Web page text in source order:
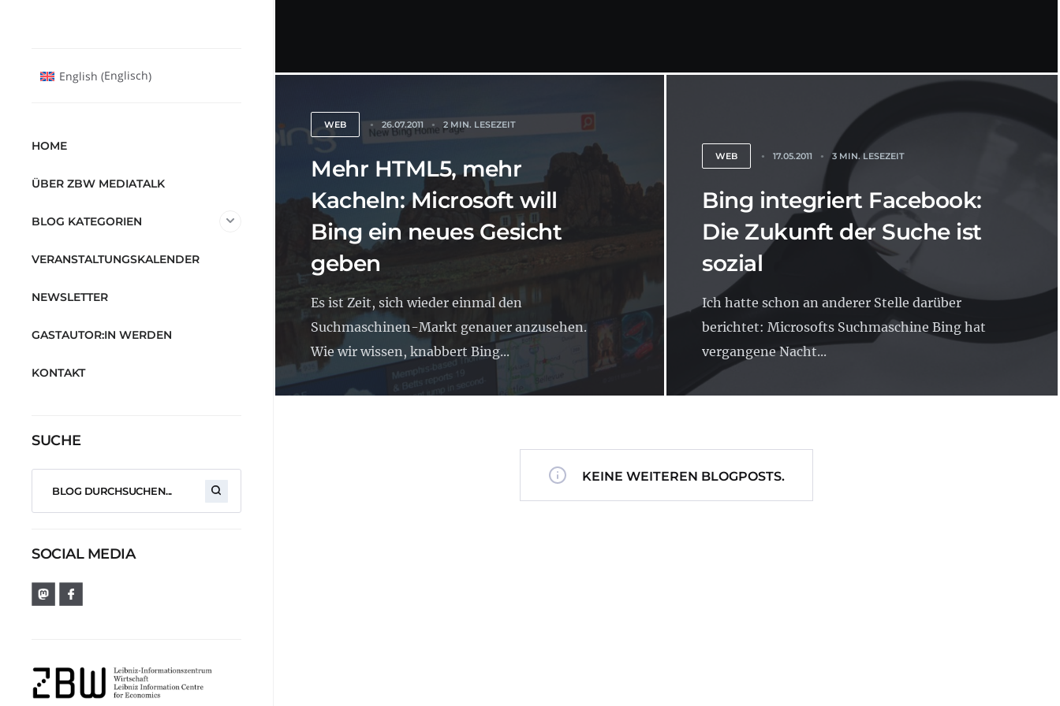
WEB 26.07.2011 2 MIN. LESEZEIT
Mehr HTML5, mehr
Kacheln: Microsoft will
Bing ein neues Gesicht
geben
Es ist Zeit, sich wieder einmal den
Suchmaschinen-Markt genauer anzusehen.
Wie wir wissen, knabbert Bing...
WEB 17.05.2011 3 MIN. LESEZEIT
Bing integriert Facebook:
Die Zukunft der Suche ist
sozial
Ich hatte schon an anderer Stelle darüber
berichtet: Microsofts Suchmaschine Bing hat
vergangene Nacht...
KEINE WEITEREN BLOGPOSTS.
English (Englisch)
HOME
ÜBER ZBW MEDIATALK
BLOG KATEGORIEN
VERANSTALTUNGSKALENDER
NEWSLETTER
GASTAUTOR:IN WERDEN
KONTAKT
SUCHE
SOCIAL MEDIA